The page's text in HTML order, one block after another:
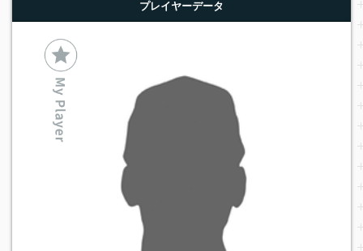
プレイヤーデータ